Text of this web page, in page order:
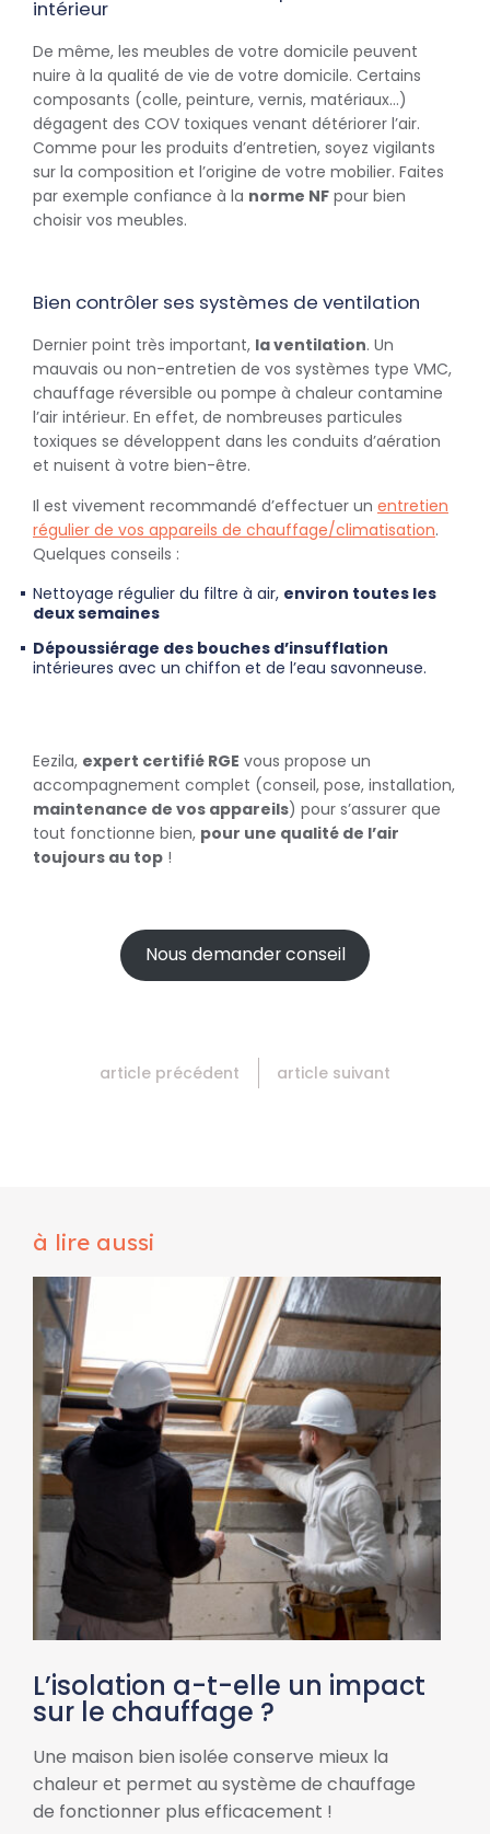
intérieur
De même, les meubles de votre domicile peuvent
nuire à la qualité de vie de votre domicile. Certains
composants (colle, peinture, vernis, matériaux…)
dégagent des COV toxiques venant détériorer l’air.
Comme pour les produits d’entretien, soyez vigilants
sur la composition et l’origine de votre mobilier. Faites
par exemple confiance à la norme NF pour bien
choisir vos meubles.
Bien contrôler ses systèmes de ventilation
Dernier point très important, la ventilation. Un
mauvais ou non-entretien de vos systèmes type VMC,
chauffage réversible ou pompe à chaleur contamine
l’air intérieur. En effet, de nombreuses particules
toxiques se développent dans les conduits d’aération
et nuisent à votre bien-être.
Il est vivement recommandé d’effectuer un entretien
régulier de vos appareils de chauffage/climatisation.
Quelques conseils :
Nettoyage régulier du filtre à air, environ toutes les
deux semaines
Dépoussiérage des bouches d’insufflation
intérieures avec un chiffon et de l’eau savonneuse.
Eezila, expert certifié RGE vous propose un
accompagnement complet (conseil, pose, installation,
maintenance de vos appareils) pour s’assurer que
tout fonctionne bien, pour une qualité de l’air
toujours au top !
Nous demander conseil
article précédent article suivant
à lire aussi
L’isolation a-t-elle un impact
sur le chauffage ?
Une maison bien isolée conserve mieux la
chaleur et permet au système de chauffage
de fonctionner plus efficacement !